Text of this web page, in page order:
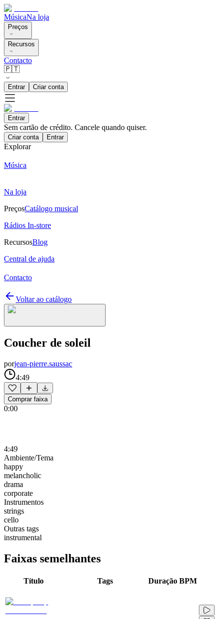
MúsicaNa loja
Preços
Recursos
Contacto
🇵🇹
Entrar Criar conta
Entrar
Sem cartão de crédito. Cancele quando quiser.
Criar conta Entrar
Explorar
Música
Na loja
PreçosCatálogo musical
Rádios In-store
RecursosBlog
Central de ajuda
Contacto
Voltar ao catálogo
Coucher de soleil
porjean-pierre.saussac
4:49
Comprar faixa
0:00
4:49
Ambiente/Tema
happy
melancholic
drama
corporate
Instrumentos
strings
cello
Outras tags
instrumental
Faixas semelhantes
Título Tags Duração BPM